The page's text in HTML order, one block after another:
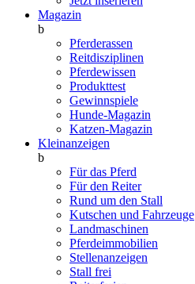
Magazin
b
Pferderassen
Reitdisziplinen
Pferdewissen
Produkttest
Gewinnspiele
Hunde-Magazin
Katzen-Magazin
Kleinanzeigen
b
Für das Pferd
Für den Reiter
Rund um den Stall
Kutschen und Fahrzeuge
Landmaschinen
Pferdeimmobilien
Stellenanzeigen
Stall frei